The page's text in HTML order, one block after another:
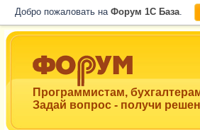
Добро пожаловать на Форум 1C База.
Программистам,
Задай вопрос - получи